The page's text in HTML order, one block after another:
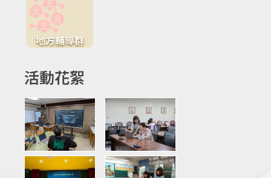
地方輔導群
活動花絮